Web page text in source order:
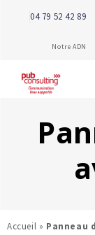
04 79 52 42 89
Notre
Accueil » Panneau